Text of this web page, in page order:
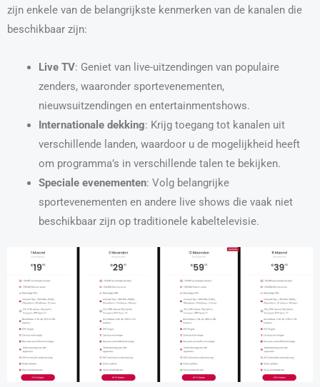
zijn enkele van de belangrijkste kenmerken van de kanalen die
beschikbaar zijn:
Live TV: Geniet van live-uitzendingen van populaire
zenders, waaronder sportevenementen,
nieuwsuitzendingen en entertainmentshows.
Internationale dekking: Krijg toegang tot kanalen uit
verschillende landen, waardoor u de mogelijkheid heeft
om programma’s in verschillende talen te bekijken.
Speciale evenementen: Volg belangrijke
sportevenementen en andere live shows die vaak niet
beschikbaar zijn op traditionele kabeltelevisie.